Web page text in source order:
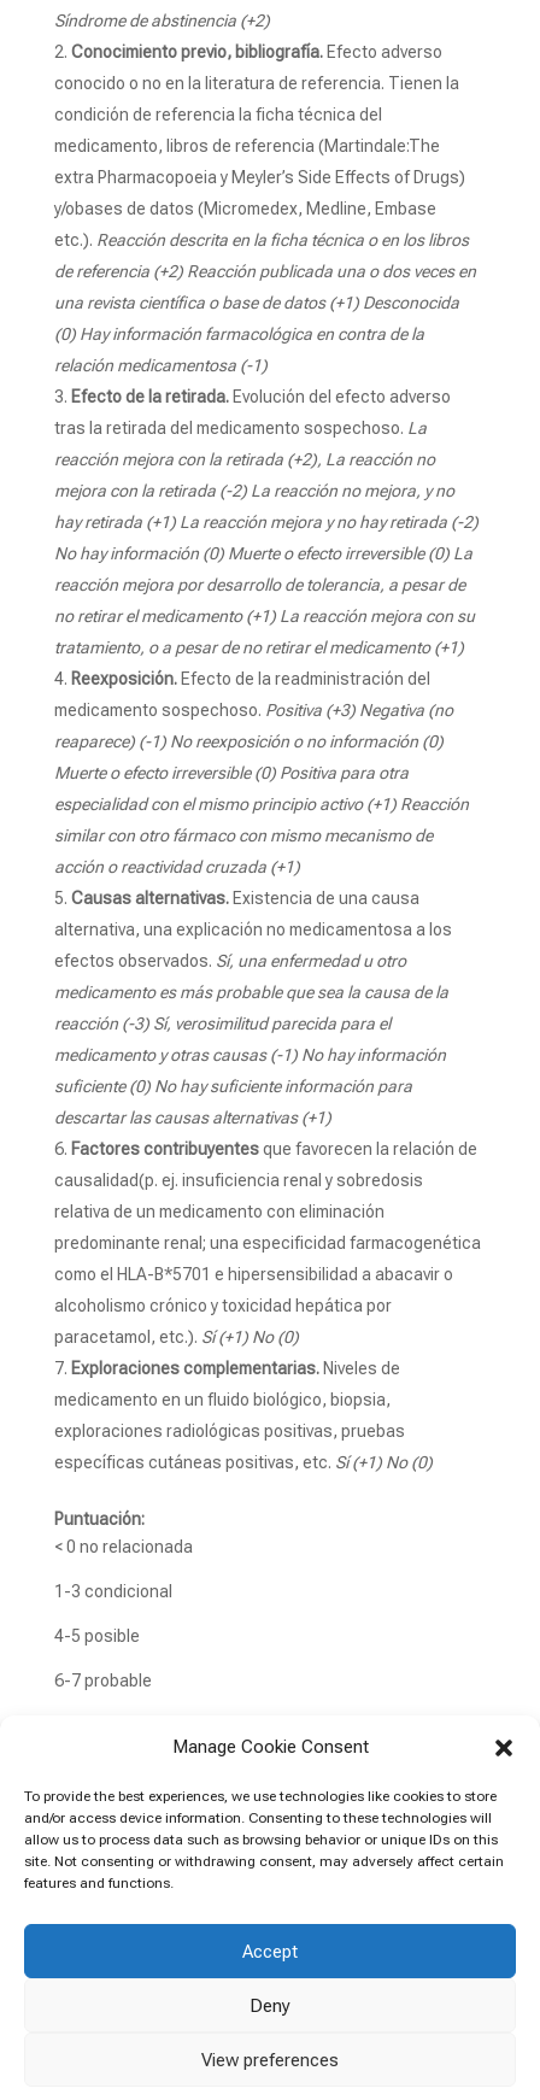
Manage Cookie Consent
To provide the best experiences, we use technologies like cookies to store
and/or access device information. Consenting to these technologies will
allow us to process data such as browsing behavior or unique IDs on this
site. Not consenting or withdrawing consent, may adversely affect certain
features and functions.
Accept
Deny
View preferences
Síndrome de abstinencia (+2)
Conocimiento previo, bibliografía. Efecto adverso
conocido o no en la literatura de referencia. Tienen la
condición de referencia la ficha técnica del
medicamento, libros de referencia (Martindale:The
extra Pharmacopoeia y Meyler’s Side Effects of Drugs)
y/obases de datos (Micromedex, Medline, Embase
etc.). Reacción descrita en la ficha técnica o en los libros
de referencia (+2) Reacción publicada una o dos veces en
una revista científica o base de datos (+1) Desconocida
(0) Hay información farmacológica en contra de la
relación medicamentosa (-1)
Efecto de la retirada. Evolución del efecto adverso
tras la retirada del medicamento sospechoso. La
reacción mejora con la retirada (+2), La reacción no
mejora con la retirada (-2) La reacción no mejora, y no
hay retirada (+1) La reacción mejora y no hay retirada (-2)
No hay información (0) Muerte o efecto irreversible (0) La
reacción mejora por desarrollo de tolerancia, a pesar de
no retirar el medicamento (+1) La reacción mejora con su
tratamiento, o a pesar de no retirar el medicamento (+1)
Reexposición. Efecto de la readministración del
medicamento sospechoso. Positiva (+3) Negativa (no
reaparece) (-1) No reexposición o no información (0)
Muerte o efecto irreversible (0) Positiva para otra
especialidad con el mismo principio activo (+1) Reacción
similar con otro fármaco con mismo mecanismo de
acción o reactividad cruzada (+1)
Causas alternativas. Existencia de una causa
alternativa, una explicación no medicamentosa a los
efectos observados. Sí, una enfermedad u otro
medicamento es más probable que sea la causa de la
reacción (-3) Sí, verosimilitud parecida para el
medicamento y otras causas (-1) No hay información
suficiente (0) No hay suficiente información para
descartar las causas alternativas (+1)
Factores contribuyentes que favorecen la relación de
causalidad(p. ej. insuficiencia renal y sobredosis
relativa de un medicamento con eliminación
predominante renal; una especificidad farmacogenética
como el HLA-B*5701 e hipersensibilidad a abacavir o
alcoholismo crónico y toxicidad hepática por
paracetamol, etc.). Sí (+1) No (0)
Exploraciones complementarias. Niveles de
medicamento en un fluido biológico, biopsia,
exploraciones radiológicas positivas, pruebas
específicas cutáneas positivas, etc. Sí (+1) No (0)
Puntuación:
< 0 no relacionada
1-3 condicional
4-5 posible
6-7 probable
Utilizar algoritmo de causalidad del
SEFV